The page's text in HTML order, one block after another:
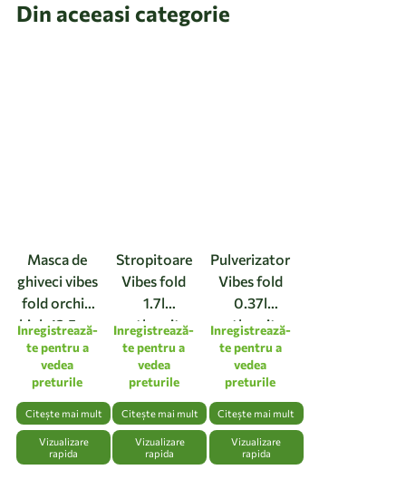
Din aceeasi categorie
Masca de
ghiveci vibes
fold orchid
high 12,5cm
linen white
Inregistrează-
te pentru a
vedea
preturile
Citește mai mult
Vizualizare
rapida
Stropitoare
Vibes fold
1.7l
anthracite
Inregistrează-
te pentru a
vedea
preturile
Citește mai mult
Vizualizare
rapida
Pulverizator
Vibes fold
0.37l
anthracite
Inregistrează-
te pentru a
vedea
preturile
Citește mai mult
Vizualizare
rapida